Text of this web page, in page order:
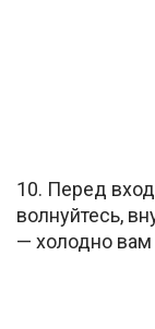
10. Перед
волнуйтесь,
— холодно вам